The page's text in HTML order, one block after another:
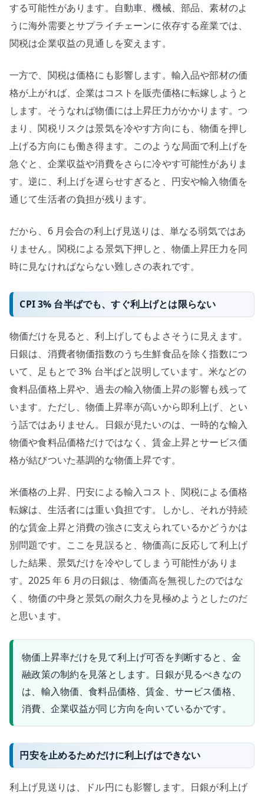
する可能性があります。自動車、機械、部品、素材のよ
うに海外需要とサプライチェーンに依存する産業では、
関税は企業収益の見通しを変えます。
一方で、関税は価格にも影響します。輸入品や部材の価
格が上がれば、企業はコストを販売価格に転嫁しようと
します。そうなれば物価には上昇圧力がかかります。つ
まり、関税リスクは景気を冷やす方向にも、物価を押し
上げる方向にも働き得ます。このような局面で利上げを
急ぐと、企業収益や消費をさらに冷やす可能性がありま
す。逆に、利上げを遅らせすぎると、円安や輸入物価を
通じて生活者の負担が残ります。
だから、6 月会合の利上げ見送りは、単なる弱気ではあ
りません。関税による景気下押しと、物価上昇圧力を同
時に見なければならない難しさの表れです。
CPI 3% 台半ばでも、すぐ利上げとは限らない
物価だけを見ると、利上げしてもよさそうに見えます。
日銀は、消費者物価指数のうち生鮮食品を除く指数につ
いて、足もとで 3% 台半ばと説明しています。米などの
食料品価格上昇や、過去の輸入物価上昇の影響も残って
います。ただし、物価上昇率が高いから即利上げ、とい
う話ではありません。日銀が見たいのは、一時的な輸入
物価や食料品価格だけではなく、賃金上昇とサービス価
格が結びついた基調的な物価上昇です。
米価格の上昇、円安による輸入コスト、関税による価格
転嫁は、生活者には重い負担です。しかし、それが持続
的な賃金上昇と消費の強さに支えられているかどうかは
別問題です。ここを見誤ると、物価高に反応して利上げ
した結果、景気だけを冷やしてしまう可能性がありま
す。2025 年 6 月の日銀は、物価高を無視したのではな
く、物価の中身と景気の耐久力を見極めようとしたのだ
と思います。
物価上昇率だけを見て利上げ可否を判断すると、金
融政策の制約を見落とします。日銀が見るべきなの
は、輸入物価、食料品価格、賃金、サービス価格、
消費、企業収益が同じ方向を向いているかです。
円安を止めるためだけに利上げはできない
利上げ見送りは、ドル円にも影響します。日銀が利上げ